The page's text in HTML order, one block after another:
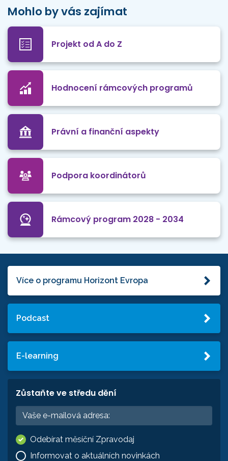
Mohlo by vás zajímat
Projekt od A do Z
Hodnocení rámcových programů
Právní a finanční aspekty
Podpora koordinátorů
Rámcový program 2028 - 2034
Více o programu Horizont Evropa
Podcast
E-learning
Zůstaňte ve středu dění
Odebírat měsíční Zpravodaj
Informovat o aktuálních novinkách